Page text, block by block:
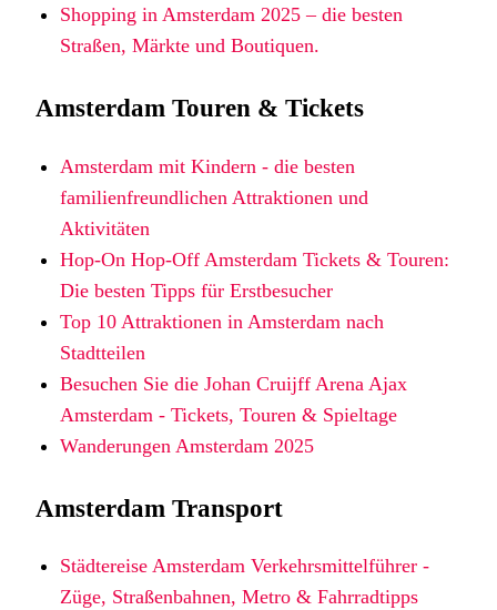
Shopping in Amsterdam 2025 – die besten
Straßen, Märkte und Boutiquen.
Amsterdam Touren & Tickets
Amsterdam mit Kindern - die besten
familienfreundlichen Attraktionen und
Aktivitäten
Hop-On Hop-Off Amsterdam Tickets & Touren:
Die besten Tipps für Erstbesucher
Top 10 Attraktionen in Amsterdam nach
Stadtteilen
Besuchen Sie die Johan Cruijff Arena Ajax
Amsterdam - Tickets, Touren & Spieltage
Wanderungen Amsterdam 2025
Amsterdam Transport
Städtereise Amsterdam Verkehrsmittelführer -
Züge, Straßenbahnen, Metro & Fahrradtipps